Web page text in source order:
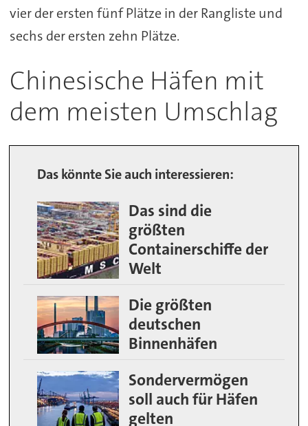
vier der ersten fünf Plätze in der Rangliste und
sechs der ersten zehn Plätze.
Chinesische Häfen mit
dem meisten Umschlag
Das könnte Sie auch interessieren:
Das sind die
größten
Containerschiffe der
Welt
Die größten
deutschen
Binnenhäfen
Sondervermögen
soll auch für Häfen
gelten